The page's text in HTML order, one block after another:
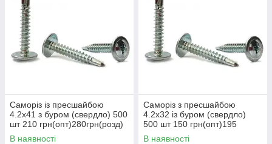
Саморіз із пресшайбою
4.2х41 з буром (свердло) 500
шт 210 грн(опт)280грн(розд)
В наявності
Саморіз з пресшайбою
4.2х32 із буром (свердло)
500 шт 150 грн(опт)195
грн(розд)
В наявності